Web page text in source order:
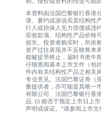
本资料由法国巴黎银行香港
请、要约或游说买卖结构性
行人或担保人无力偿债或违
应收款项。结构性产品价格
损失。投资者购买时，所依
资产过往表现并不反映将来
能被提早终止，届时 R类牛
仔细查阅基本上市文件（包
件内有关结构性产品之相关
专业意见。法国巴黎证券（
量提供者，亦可能是其唯一
有限公司、法国巴黎银行香
品: (i) 能否于预定上市日上
声明或保证。*请参阅上市文